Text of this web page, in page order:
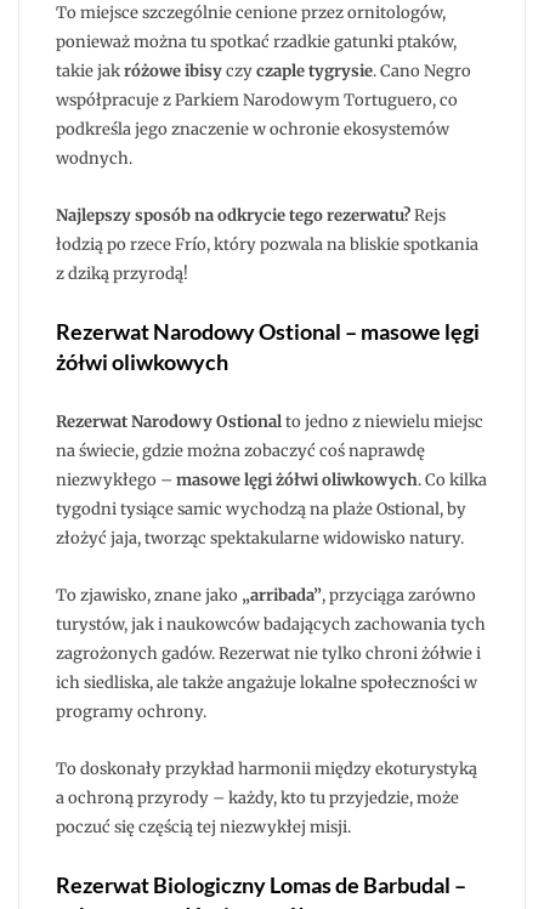
To miejsce szczególnie cenione przez ornitologów,
ponieważ można tu spotkać rzadkie gatunki ptaków,
takie jakróżowe ibisyczyczaple tygrysie. Cano Negro
współpracuje z Parkiem Narodowym Tortuguero, co
podkreśla jego znaczenie w ochronie ekosystemów
wodnych.
Najlepszy sposób na odkrycie tego rezerwatu?Rejs
łodzią po rzece Frío, który pozwala na bliskie spotkania
z dziką przyrodą!
Rezerwat Narodowy Ostional – masowe lęgi
żółwi oliwkowych
Rezerwat Narodowy Ostionalto jedno z niewielu miejsc
na świecie, gdzie można zobaczyć coś naprawdę
niezwykłego – masowe lęgi żółwi oliwkowych. Co kilka
tygodni tysiące samic wychodzą na plaże Ostional, by
złożyć jaja, tworząc spektakularne widowisko natury.
To zjawisko, znane jako „arribada”, przyciąga zarówno
turystów, jak i naukowców badających zachowania tych
zagrożonych gadów. Rezerwat nie tylko chroni żółwie i
ich siedliska, ale także angażuje lokalne społeczności w
programy ochrony.
To doskonały przykład harmonii między ekoturystyką
a ochroną przyrody – każdy, kto tu przyjedzie, może
poczuć się częścią tej niezwykłej misji.
Rezerwat Biologiczny Lomas de Barbudal –